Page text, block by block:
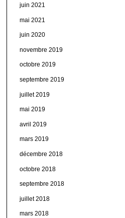
juin 2021
mai 2021
juin 2020
novembre 2019
octobre 2019
septembre 2019
juillet 2019
mai 2019
avril 2019
mars 2019
décembre 2018
octobre 2018
septembre 2018
juillet 2018
mars 2018